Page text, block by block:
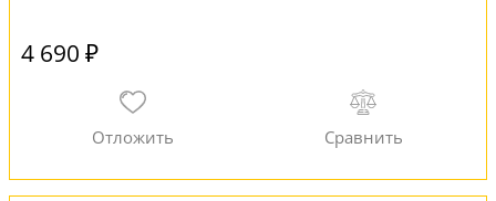
4 690 ₽